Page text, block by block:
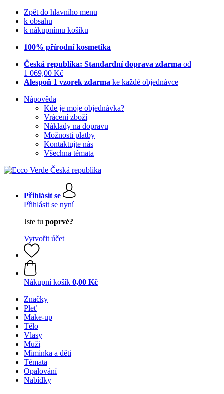
Zpět do hlavního menu
k obsahu
k nákupnímu košíku
100% přírodní kosmetika
Česká republika: Standardní doprava zdarma od
1 069,00 Kč
Alespoň 1 vzorek zdarma ke každé objednávce
Nápověda
Kde je moje objednávka?
Vrácení zboží
Náklady na dopravu
Možnosti platby
Kontaktujte nás
Všechna témata
Přihlásit se
Přihlásit se nyní
Jste tu poprvé?
Vytvořit účet
Nákupní košík 0,00 Kč
Značky
Pleť
Make-up
Tělo
Vlasy
Muži
Miminka a děti
Témata
Opalování
Nabídky